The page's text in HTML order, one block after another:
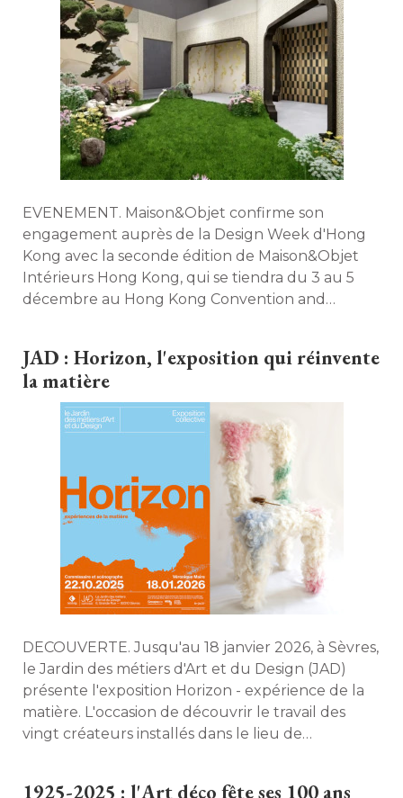
EVENEMENT. Maison&Objet confirme son
engagement auprès de la Design Week d'Hong
Kong avec la seconde édition de Maison&Objet
Intérieurs Hong Kong, qui se tiendra du 3 au 5
décembre au Hong Kong Convention and
JAD : Horizon, l'exposition qui réinvente
la matière
DECOUVERTE. Jusqu'au 18 janvier 2026, à Sèvres,
le Jardin des métiers d'Art et du Design (JAD)
présente l'exposition Horizon - expérience de la
matière. L'occasion de découvrir le travail des
vingt créateurs installés dans le lieu de
1925-2025 : l'Art déco fête ses 100 ans